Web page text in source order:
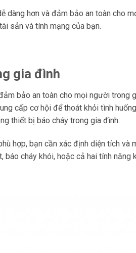
dàng hơn và đảm bảo an toàn cho
sản và tính mạng của bạn.
gia đình
bảo an toàn cho mọi người trong
cấp cơ hội để thoát khỏi tình
thiết bị báo cháy trong gia đình:
hợp, bạn cần xác định diện tích và
cháy khói, hoặc cả hai tính năng